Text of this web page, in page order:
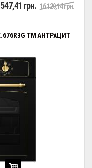
грн. 16 120,14 грн.
TM АНТРАЦИТ